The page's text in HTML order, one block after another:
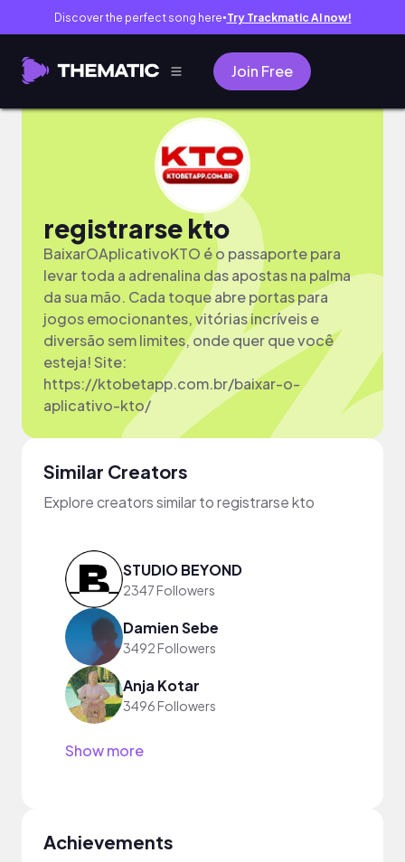
Discover the perfect song here● Try Trackmatic AI now!
Join Free
registrarse kto
BaixarOAplicativoKTO é o passaporte para
levar toda a adrenalina das apostas na palma
da sua mão. Cada toque abre portas para
jogos emocionantes, vitórias incríveis e
diversão sem limites, onde quer que você
esteja! Site:
https://ktobetapp.com.br/baixar-o-
aplicativo-kto/
Similar Creators
Explore creators similar to registrarse kto
STUDIO BEYOND
2347 Followers
Damien Sebe
3492 Followers
Anja Kotar
3496 Followers
Show more
Achievements